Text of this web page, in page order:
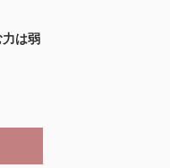
は弱